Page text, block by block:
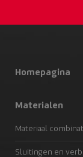
Homepagina
Materialen
Materiaal
Sluitingen en